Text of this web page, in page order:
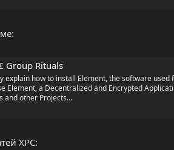
Group Rituals
explain how to install Element, the software used
Element, a Decentralized and Encrypted
and other Projects...
ХРС: